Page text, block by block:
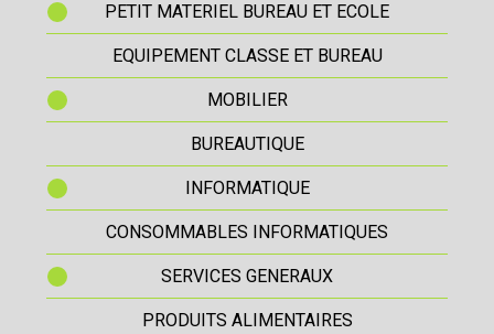
PETIT MATERIEL BUREAU ET ECOLE
EQUIPEMENT CLASSE ET BUREAU
MOBILIER
BUREAUTIQUE
INFORMATIQUE
CONSOMMABLES INFORMATIQUES
SERVICES GENERAUX
PRODUITS ALIMENTAIRES